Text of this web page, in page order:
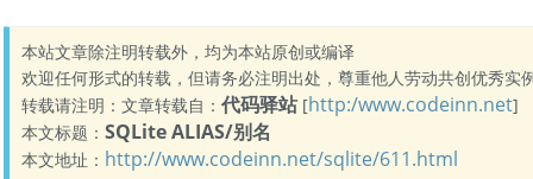
本站文章除注明转载外，均为本站原创或编译
欢迎任何形式的转载，但请务必注明出处，尊重他人劳动共创优秀实
转载请注明：文章转载自： 代码驿站[http:/www.codeinn.net]
本文标题： SQLite ALIAS/别名
本文地址： http://www.codeinn.net/sqlite/611.html